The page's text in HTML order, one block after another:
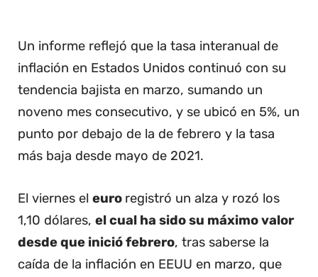
Un informe reflejó que la tasa interanual de
inflación en Estados Unidos continuó con su
tendencia bajista en marzo, sumando un
noveno mes consecutivo, y se ubicó en 5%, un
punto por debajo de la de febrero y la tasa
más baja desde mayo de 2021.
El viernes el euro registró un alza y rozó los
1,10 dólares, el cual ha sido su máximo valor
desde que inició febrero, tras saberse la
caída de la inflación en EEUU en marzo, que